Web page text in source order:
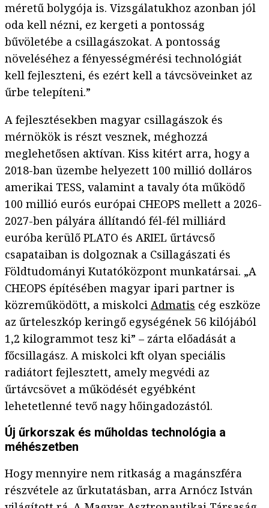
méretű bolygója is. Vizsgálatukhoz azonban jól
oda kell nézni, ez kergeti a pontosság
bűvöletébe a csillagászokat. A pontosság
növeléséhez a fényességmérési technológiát
kell fejleszteni, és ezért kell a távcsöveinket az
űrbe telepíteni.”
A fejlesztésekben magyar csillagászok és
mérnökök is részt vesznek, méghozzá
meglehetősen aktívan. Kiss kitért arra, hogy a
2018-ban üzembe helyezett 100 millió dolláros
amerikai TESS, valamint a tavaly óta működő
100 millió eurós európai CHEOPS mellett a 2026-
2027-ben pályára állítandó fél-fél milliárd
euróba kerülő PLATO és ARIEL űrtávcső
csapataiban is dolgoznak a Csillagászati és
Földtudományi Kutatóközpont munkatársai. „A
CHEOPS építésében magyar ipari partner is
közreműködött, a miskolci Admatis cég eszköze
az űrteleszkóp keringő egységének 56 kilójából
1,2 kilogrammot tesz ki” – zárta előadását a
főcsillagász. A miskolci kft olyan speciális
radiátort fejlesztett, amely megvédi az
űrtávcsövet a működését egyébként
lehetetlenné tevő nagy hőingadozástól.
Új űrkorszak és műholdas technológia a
méhészetben
Hogy mennyire nem ritkaság a magánszféra
részvétele az űrkutatásban, arra Arnócz István